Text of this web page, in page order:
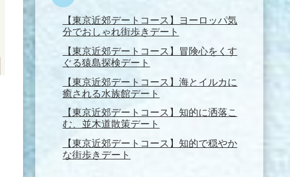
【東京近郊デートコース】ヨーロッパ気
分でおしゃれ街歩きデート
【東京近郊デートコース】冒険心をくす
ぐる猿島探検デート
【東京近郊デートコース】海とイルカに
癒される水族館デート
【東京近郊デートコース】知的に洒落こ
む、並木道散策デート
【東京近郊デートコース】知的で穏やか
な街歩きデート